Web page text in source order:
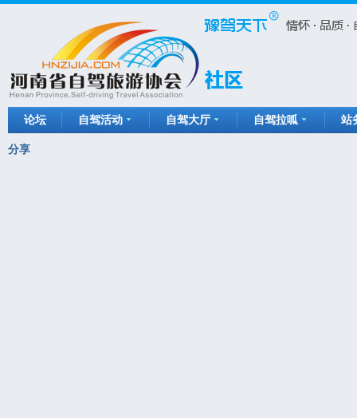
论坛 自驾活动 自驾大厅 自驾拉呱 站
分享